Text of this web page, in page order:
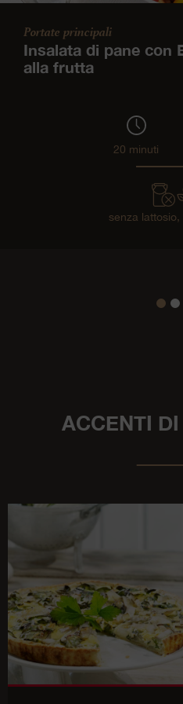
Portate principali
Insalata di pane con
alla frutta
20 minuti
senza lattosio,
ACCENTI